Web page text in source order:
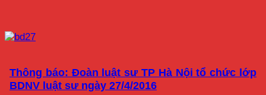
Thông báo: Đoàn luật sư TP Hà Nội tổ chức lớp
BDNV luật sư ngày 27/4/2016